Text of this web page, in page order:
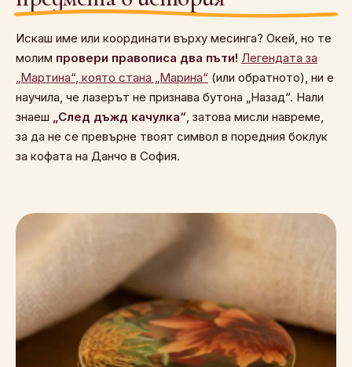
Искаш име или координати върху месинга? Окей, но те
молим провери правописа два пъти! Легендата за
„Мартина“, която стана „Марина“ (или обратното), ни е
научила, че лазерът не признава бутона „Назад“. Нали
знаеш „След дъжд качулка“, затова мисли навреме,
за да не се превърне твоят символ в поредния боклук
за кофата на Данчо в София.